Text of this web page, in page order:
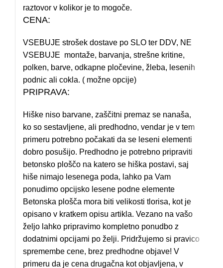
raztovor v kolikor je to mogoče.
CENA:
VSEBUJE strošek dostave po SLO ter DDV, NE
VSEBUJE montaže, barvanja, strešne kritine,
polken, barve, odkapne pločevine, žleba, lesenih
podnic ali cokla. ( možne opcije)
PRIPRAVA:
Hiške niso barvane, zaščitni premaz se nanaša,
ko so sestavljene, ali predhodno, vendar je v tem
primeru potrebno počakati da se leseni elementi
dobro posušijo. Predhodno je potrebno pripraviti
betonsko ploščo na katero se hiška postavi, saj
hiše nimajo lesenega poda, lahko pa Vam
ponudimo opcijsko lesene podne elemente
Betonska plošča mora biti velikosti tlorisa, kot je
opisano v kratkem opisu artikla. Vezano na vašo
željo lahko pripravimo kompletno ponudbo z
dodatnimi opcijami po želji. Pridržujemo si pravico
spremembe cene, brez predhodne objave! V
primeru da je cena drugačna kot objavljena, v